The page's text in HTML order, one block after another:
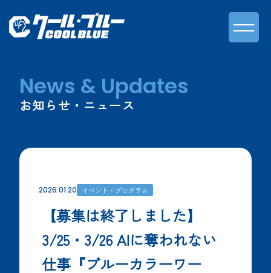
News & Updates
お知らせ・ニュース
2026.01.20 イベント・プログラム
【募集は終了しました】
3/25・3/26 AIに奪われない
仕事『ブルーカラーワー